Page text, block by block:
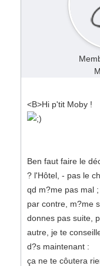
<B>Hi p'tit Moby !
Ben faut faire le
? l'Hôtel, - pas le
qd m?me pas mal ;
par contre, m?me
donnes pas suite,
autre, je te
d?s maintenant :
ça ne te côutera